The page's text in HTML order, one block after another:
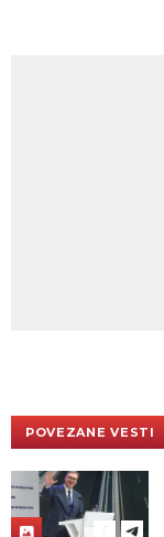
POVEZANE VESTI